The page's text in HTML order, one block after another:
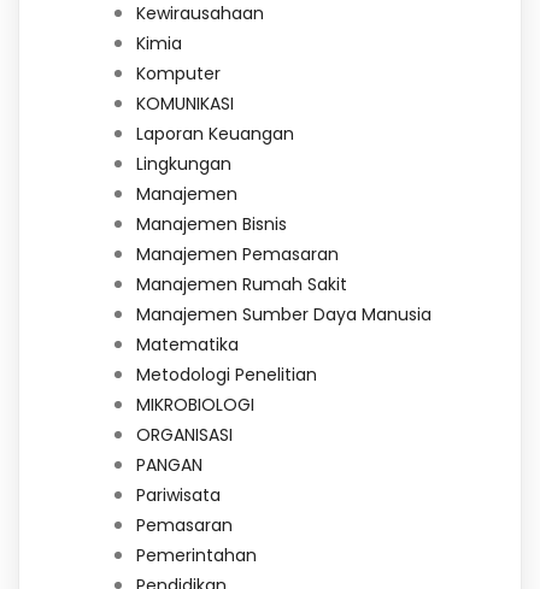
Kewirausahaan
Kimia
Komputer
KOMUNIKASI
Laporan Keuangan
Lingkungan
Manajemen
Manajemen Bisnis
Manajemen Pemasaran
Manajemen Rumah Sakit
Manajemen Sumber Daya Manusia
Matematika
Metodologi Penelitian
MIKROBIOLOGI
ORGANISASI
PANGAN
Pariwisata
Pemasaran
Pemerintahan